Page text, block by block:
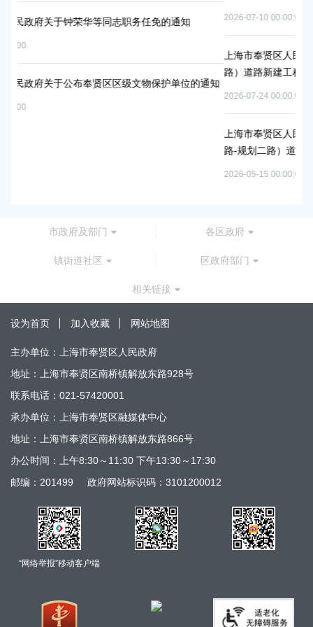
任免的通知
物保护单位的通知
2026-07-10 00:00:00
上海市奉贤区人民政府关于同意金汇镇沿贤路（金
路）道路新建工程项目等3个项目征地补偿安置方案
上海市奉贤区人民政府关于同意南桥镇贝港城中村
路-规划二路）道路新建工程等2个项目征地补偿安
市政府及部门 各区政府
镇街道社区 区政府部门
相关链接
设为首页 加入收藏 网站地图
主办单位：上海市奉贤区人民政府
地址：上海市奉贤区南桥镇解放东路928号
联系电话：021-57420001
承办单位：上海市奉贤区融媒体中心
地址：上海市奉贤区南桥镇解放东路866号
办公时间：上午8:30～11:30 下午13:30～17:30
邮编：201499
政府网站标识码：3101200012
“网络举报”移动客户端